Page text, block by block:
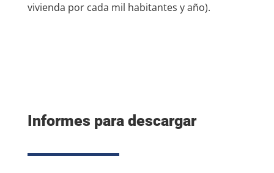
vivienda por cada mil habitantes y año).
Informes para descargar